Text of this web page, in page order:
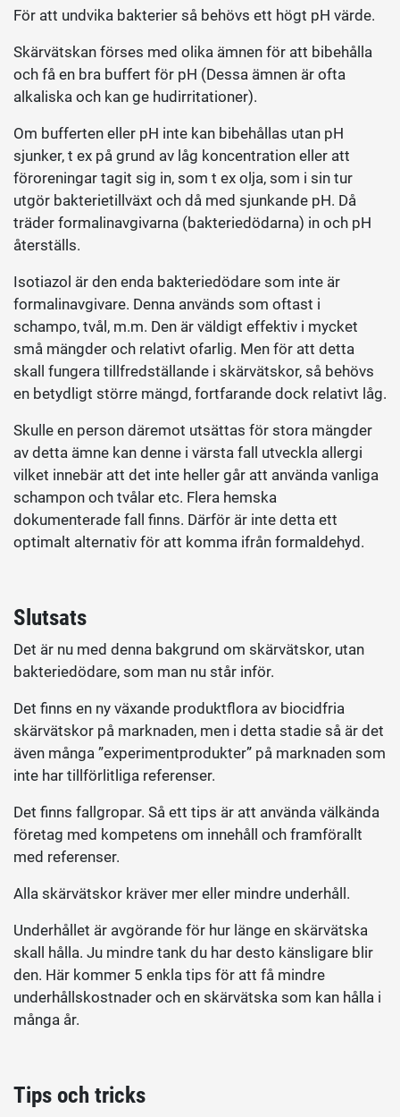
För att undvika bakterier så behövs ett högt pH värde.
Skärvätskan förses med olika ämnen för att bibehålla
och få en bra buffert för pH (Dessa ämnen är ofta
alkaliska och kan ge hudirritationer).
Om bufferten eller pH inte kan bibehållas utan pH
sjunker, t ex på grund av låg koncentration eller att
föroreningar tagit sig in, som t ex olja, som i sin tur
utgör bakterietillväxt och då med sjunkande pH. Då
träder formalinavgivarna (bakteriedödarna) in och pH
återställs.
Isotiazol är den enda bakteriedödare som inte är
formalinavgivare. Denna används som oftast i
schampo, tvål, m.m. Den är väldigt effektiv i mycket
små mängder och relativt ofarlig. Men för att detta
skall fungera tillfredställande i skärvätskor, så behövs
en betydligt större mängd, fortfarande dock relativt låg.
Skulle en person däremot utsättas för stora mängder
av detta ämne kan denne i värsta fall utveckla allergi
vilket innebär att det inte heller går att använda vanliga
schampon och tvålar etc. Flera hemska
dokumenterade fall finns. Därför är inte detta ett
optimalt alternativ för att komma ifrån formaldehyd.
Slutsats
Det är nu med denna bakgrund om skärvätskor, utan
bakteriedödare, som man nu står inför.
Det finns en ny växande produktflora av biocidfria
skärvätskor på marknaden, men i detta stadie så är det
även många ”experimentprodukter” på marknaden som
inte har tillförlitliga referenser.
Det finns fallgropar. Så ett tips är att använda välkända
företag med kompetens om innehåll och framförallt
med referenser.
Alla skärvätskor kräver mer eller mindre underhåll.
Underhållet är avgörande för hur länge en skärvätska
skall hålla. Ju mindre tank du har desto känsligare blir
den. Här kommer 5 enkla tips för att få mindre
underhållskostnader och en skärvätska som kan hålla i
många år.
Tips och tricks